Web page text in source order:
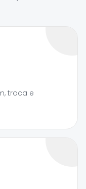
troca e